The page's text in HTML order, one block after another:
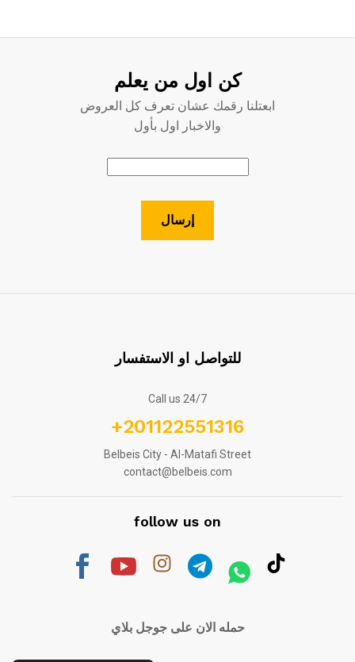
كن اول من يعلم
ابعتلنا رقمك عشان تعرف كل العروض
والاخبار اول بأول
للتواصل او الاستفسار
Call us 24/7
+201122551316
Belbeis City - Al-Matafi Street
contact@belbeis.com
follow us on
حمله الان على جوجل بلاي